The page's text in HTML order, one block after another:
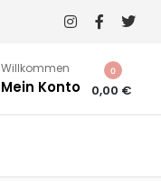
Willkommen
Mein Konto 0,00 €
0